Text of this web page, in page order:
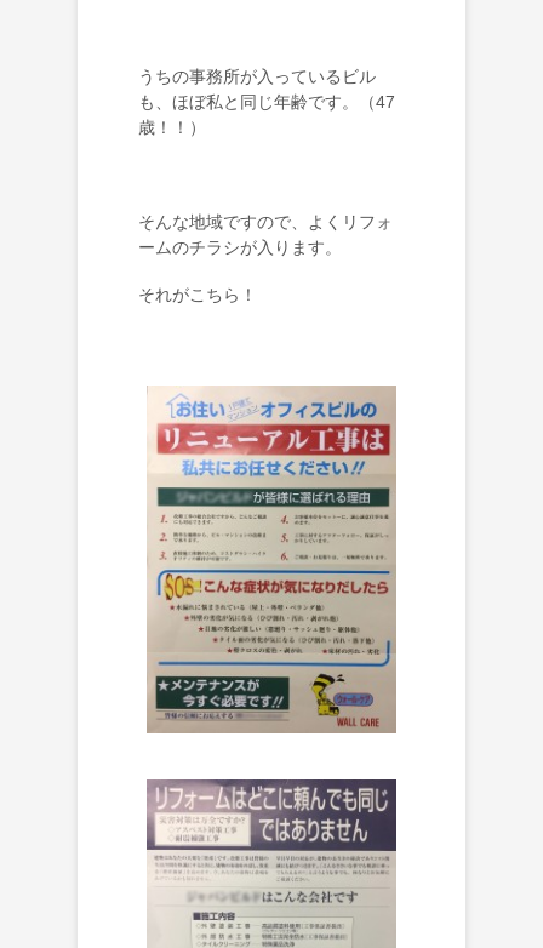
うちの事務所が入っているビル
も、ほぼ私と同じ年齢です。（47
歳！！）
そんな地域ですので、よくリフォ
ームのチラシが入ります。
それがこちら！